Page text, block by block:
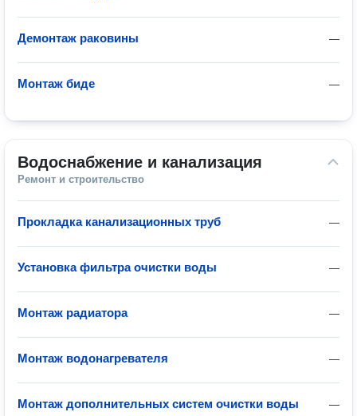
—
Демонтаж раковины
—
Монтаж биде
Водоснабжение и канализация
Ремонт и строительство
—
Прокладка канализационных труб
—
Установка фильтра очистки воды
—
Монтаж радиатора
—
Монтаж водонагревателя
—
Монтаж дополнительных систем очистки воды